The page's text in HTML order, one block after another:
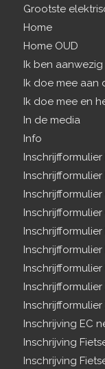
Grootste
Home
Home OUD
Ik ben aanwezig
Ik doe mee aan
Ik doe mee en
In de media
Info
Inschrijving EC
Inschrijving
Inschrijving